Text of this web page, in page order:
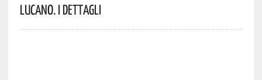
Lucano. I Dettagli